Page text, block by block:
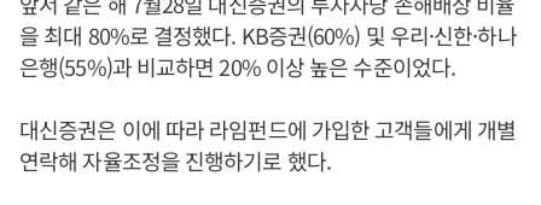
을 최대 80%로 결정했다. KB증권(60%) 및 우리·신한·하나
은행(55%)과 비교하면 20% 이상 높은 수준이었다.
대신증권은 이에 따라 라임펀드에 가입한 고객들에게 개별
연락해 자율조정을 진행하기로 했다.